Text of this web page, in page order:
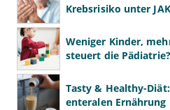
Krebsrisiko unter
Weniger Kinder,
steuert die Pädiatrie?
Tasty & Healthy-
enteralen Ernährung